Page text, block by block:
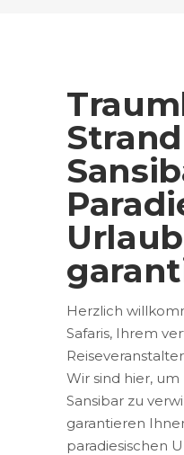
Urlaub
Herzlich
Safaris, Ihrem
Wir sind hier,
Sansibar zu
garantieren
paradiesischen